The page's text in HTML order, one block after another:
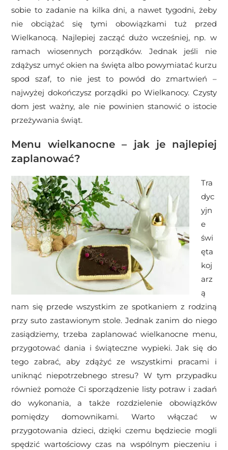
sobie to zadanie na kilka dni, a nawet tygodni, żeby
nie obciążać się tymi obowiązkami tuż przed
Wielkanocą. Najlepiej zacząć dużo wcześniej, np. w
ramach wiosennych porządków. Jednak jeśli nie
zdążysz umyć okien na święta albo powymiatać kurzu
spod szaf, to nie jest to powód do zmartwień –
najwyżej dokończysz porządki po Wielkanocy. Czysty
dom jest ważny, ale nie powinien stanowić o istocie
przeżywania świąt.
Menu wielkanocne – jak je najlepiej
zaplanować?
Tra
dyc
yjn
e
świ
ęta
koj
arz
ą
nam się przede wszystkim ze spotkaniem z rodziną
przy suto zastawionym stole. Jednak zanim do niego
zasiądziemy, trzeba zaplanować wielkanocne menu,
przygotować dania i świąteczne wypieki. Jak się do
tego zabrać, aby zdążyć ze wszystkimi pracami i
uniknąć niepotrzebnego stresu? W tym przypadku
również pomoże Ci sporządzenie listy potraw i zadań
do wykonania, a także rozdzielenie obowiązków
pomiędzy domownikami. Warto włączać w
przygotowania dzieci, dzięki czemu będziecie mogli
spędzić wartościowy czas na wspólnym pieczeniu i